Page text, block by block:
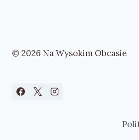
© 2026 Na Wysokim Obcasie